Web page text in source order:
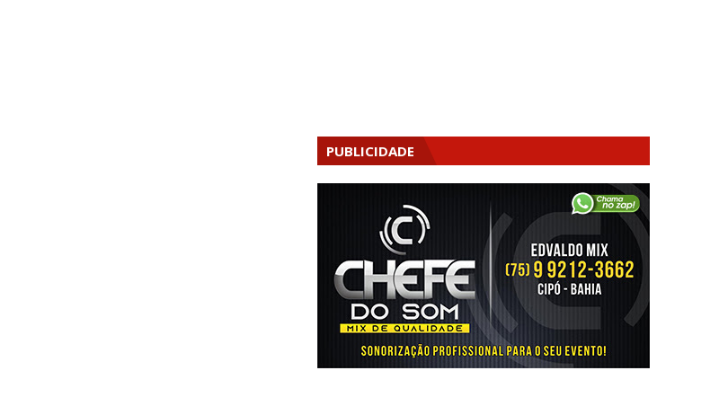
PUBLICIDADE